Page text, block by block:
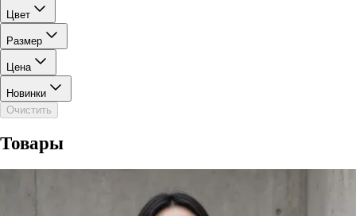
Цвет
Размер
Цена
Новинки
Очистить
Товары